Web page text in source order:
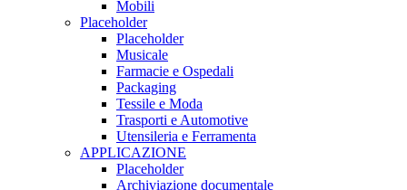
Mobili
Placeholder
Placeholder
Musicale
Farmacie e Ospedali
Packaging
Tessile e Moda
Trasporti e Automotive
Utensileria e Ferramenta
APPLICAZIONE
Placeholder
Archiviazione documentale